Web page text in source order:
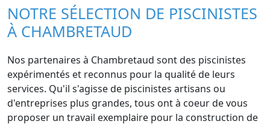
NOTRE SÉLECTION DE PISCINISTES
À CHAMBRETAUD
Nos partenaires à Chambretaud sont des piscinistes
expérimentés et reconnus pour la qualité de leurs
services. Qu'il s'agisse de piscinistes artisans ou
d'entreprises plus grandes, tous ont à coeur de vous
proposer un travail exemplaire pour la construction de